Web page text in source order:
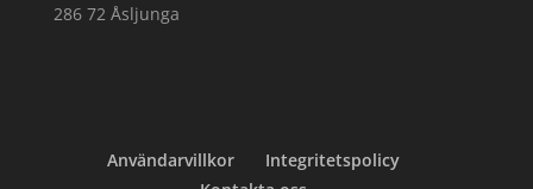
286 72 Åsljunga
Användarvillkor
Integritetspolicy